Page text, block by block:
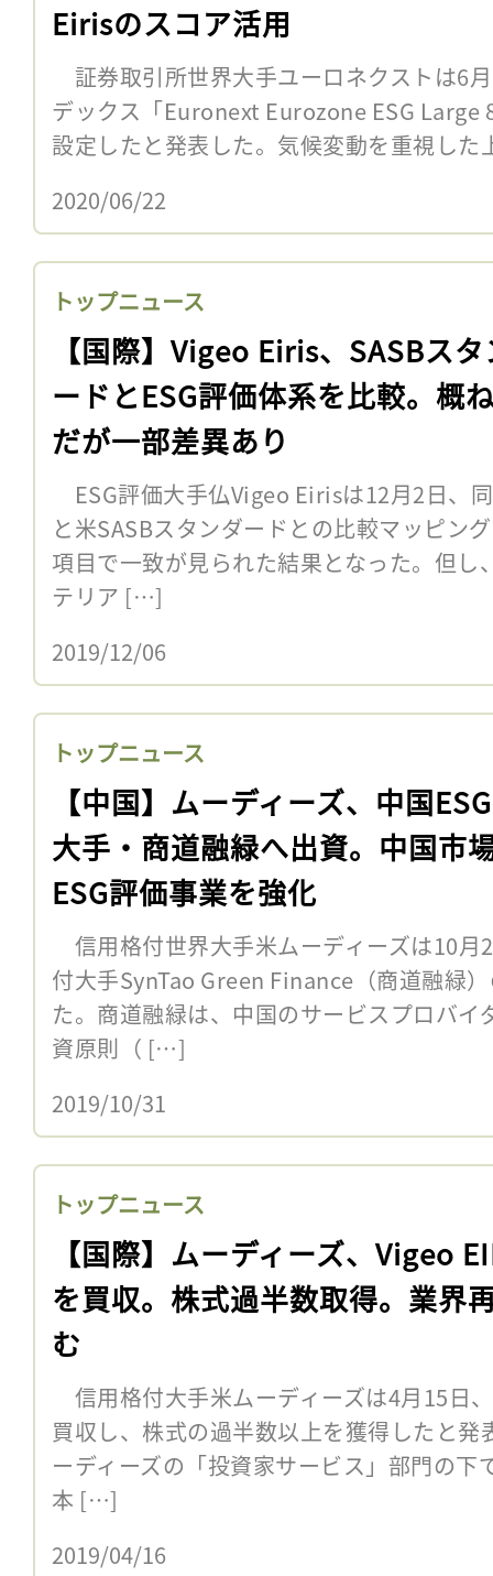
Eirisのスコア活用
証券取引所世界大手ユーロネクストは6
デックス「Euronext Eurozone ESG Large
設定したと発表した。気候変動を重視し
2020/06/22
トップニュース
【国際】Vigeo Eiris、SASBス
ードとESG評価体系を比較。概
だが一部差異あり
ESG評価大手仏Vigeo Eirisは12月2日、
と米SASBスタンダードとの比較マッピン
項目で一致が見られた結果となった。但し
テリア […]
2019/12/06
トップニュース
【中国】ムーディーズ、中国
大手・商道融緑へ出資。中国市
ESG評価事業を強化
信用格付世界大手米ムーディーズは10月
付大手SynTao Green Finance（商道融緑
た。商道融緑は、中国のサービスプロバイ
資原則（ […]
2019/10/31
トップニュース
【国際】ムーディーズ、Vigeo
を買収。株式過半数取得。業界
む
信用格付大手米ムーディーズは4月15日
買収し、株式の過半数以上を獲得したと発
ーディーズの「投資家サービス」部門の下
本 […]
2019/04/16